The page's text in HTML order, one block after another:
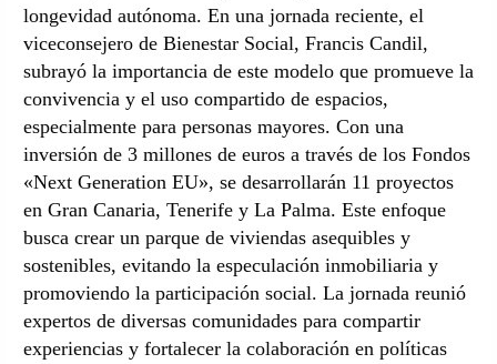
longevidad autónoma. En una jornada reciente, el
viceconsejero de Bienestar Social, Francis Candil,
subrayó la importancia de este modelo que promueve la
convivencia y el uso compartido de espacios,
especialmente para personas mayores. Con una
inversión de 3 millones de euros a través de los Fondos
«Next Generation EU», se desarrollarán 11 proyectos
en Gran Canaria, Tenerife y La Palma. Este enfoque
busca crear un parque de viviendas asequibles y
sostenibles, evitando la especulación inmobiliaria y
promoviendo la participación social. La jornada reunió
expertos de diversas comunidades para compartir
experiencias y fortalecer la colaboración en políticas